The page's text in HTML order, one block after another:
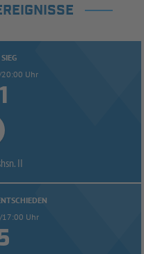
Uhr

II
Uhr